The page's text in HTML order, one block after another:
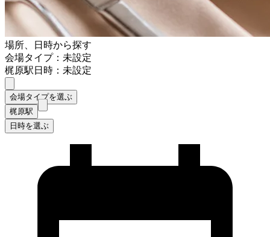
場所、日時から探す
会場タイプ：未設定
梶原駅日時：未設定
会場タイプを選ぶ
梶原駅
日時を選ぶ